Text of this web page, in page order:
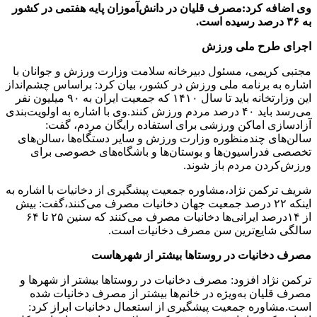
وی اضافه کرد:‌مصرف قلیان در دانش‌آموزان پایه هفتمی در کشور
به ۳۶ درصد رسیده است‌.
اجرای طرح ملی ورزش
مجتبی کریمی، مسئول دبیرخانه سلامت وزارت ورزش و جوانان با
اشاره به برنامه ملی ورزش در کشور، بیان کرد: براساس چشم‌انداز
این وزارتخانه باید تا سال ۱۴۱۰ که جمعیت ایران به ۹۰ میلیون نفر
می‌رسد باید ۴۰ درصد مردم ورزش کنند.وی با اشاره به اولویت‌بندی
آزادسازی اماکن ورزشی برای استفاده رایگان مردم، گفت:
سالن‌های چندمنظوره وزارت ورزش و سایر دستگاه‌ها ،سالن‌های
تخصصی فدراسیون‌ها و بوستان‌ها و باشگاه‌های خصوصی برای
ورزش‌کردن مردم باز شوند.
شریف ترکمن نژاد،مشاوره جمعیت پیشگیری از دخانیات با اشاره به
اینکه ۲۲ درصد جمعیت جهان دخانیات مصرف می‌کنند،گفت: بیش
از ۱۴درصد ایرانی‌ها دخانیات مصرف می‌کنند که سنین ۲۵ تا ۶۴
سالگی شایع‌ترین سن مصرف دخانیات است.
مصرف دخانیات در روستاها بیشتر از شهرهاست
ترکمن نژاد افزود: مصرف دخانیات در روستاها بیشتر از شهرها و
مصرف قلیان به‌ویژه در خانم‌ها بیشتر از مصرف دخانیات شده
است.مشاوره جمعیت پیشگیری از استعمال دخانیات ابراز کرد: